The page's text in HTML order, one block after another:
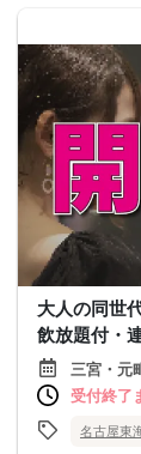
大人の同世
飲放題付・
三宮・元
受付終了
名古屋東